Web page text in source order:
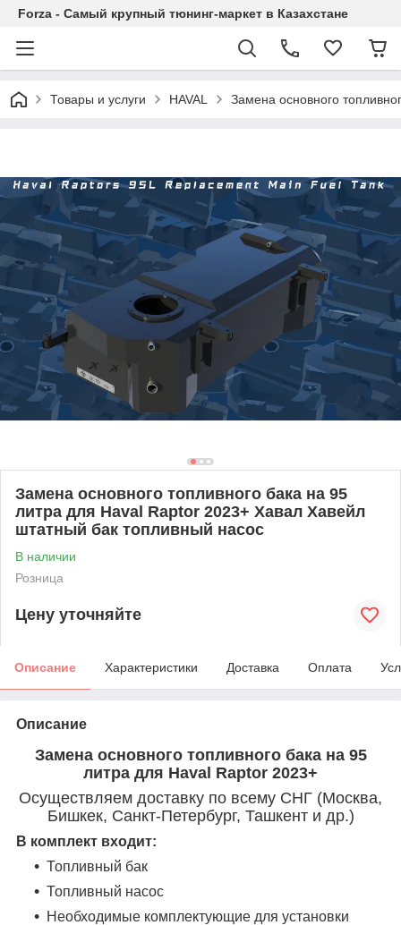
Forza - Самый крупный тюнинг-маркет в Казахстане
Товары и услуги HAVAL Замена основного
Замена основного топливного бака на 95
литра для Haval Raptor 2023+ Хавал Хавейл
штатный бак топливный насос
В наличии
Розница
Цену уточняйте
Описание Характеристики Доставка Оплата
Описание
Замена основного топливного бака на 95
литра для Haval Raptor 2023+
Осуществляем доставку по всему СНГ (Москва,
Бишкек, Санкт-Петербург, Ташкент и др.)
В комплект входит:
Топливный бак
Топливный насос
Необходимые комплектующие для установки